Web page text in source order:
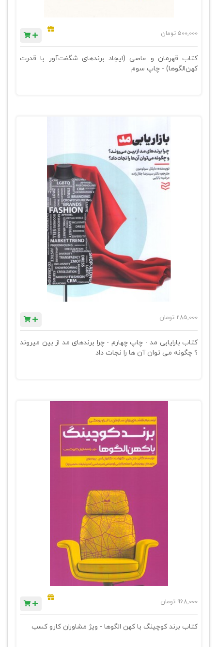
500,000 تومان
کتاب قهرمان و عاصی (ایجاد برندهای شگفت‌آور با قدرت
کهن‌الگوها) - چاپ سوم
285,000 تومان
کتاب بارایابی مد - چاپ چهارم - چرا برندهای مد از بین میروند
؟ چگونه می توان آن ها را نجات داد
968,000 تومان
کتاب برند کوچینگ با کهن الگوها - ویژ مشاوران کارو کسب